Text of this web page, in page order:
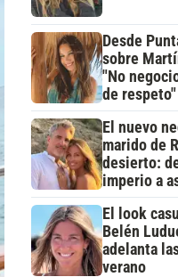
Desde
sobre
"No
de respeto"
El nuevo
marido de
desierto:
imperio a
El look
Belén
adelanta
verano